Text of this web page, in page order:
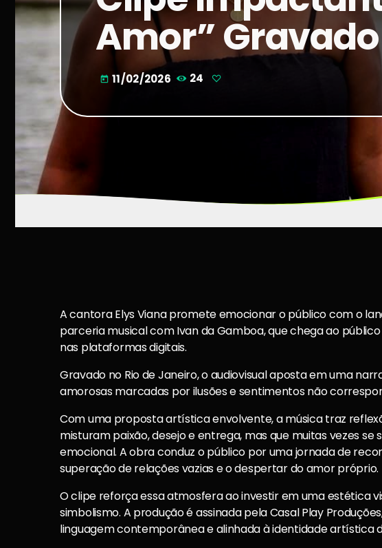
Amor” Gravado
today 11/02/2026 24
A cantora Elys Viana promete emocionar o público com o
parceria musical com Ivan da Gamboa, que chega ao
nas plataformas digitais.
Gravado no Rio de Janeiro, o audiovisual aposta em uma
amorosas marcadas por ilusões e sentimentos não
Com uma proposta artística envolvente, a música traz
misturam paixão, desejo e entrega, mas que muitas vezes
emocional. A obra conduz o público por uma jornada de
superação de relações vazias e o despertar do amor próprio.
O clipe reforça essa atmosfera ao investir em uma estética
simbolismo. A produção é assinada pela Casal Play
linguagem contemporânea e alinhada à identidade artística